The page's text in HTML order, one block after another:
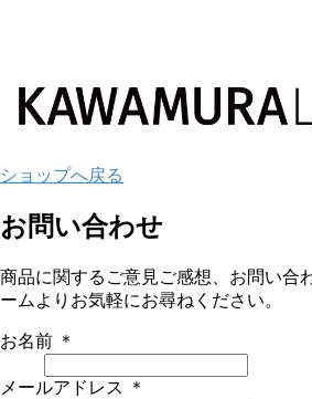
ショップへ戻る
お問い合わせ
商品に関するご意見ご感想、お問い合
ームよりお気軽にお尋ねください。
お名前 ＊
メールアドレス ＊